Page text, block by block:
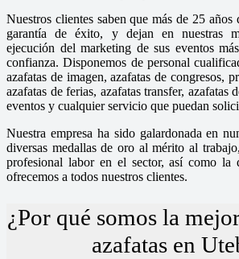
Nuestros clientes saben que más de 25 años
garantía de éxito, y dejan en nuestras
ejecución del marketing de sus eventos
confianza. Disponemos de personal
azafatas de imagen, azafatas de congresos,
azafatas de ferias, azafatas transfer, azafatas
eventos y cualquier servicio que puedan
Nuestra empresa ha sido galardonada en
diversas medallas de oro al mérito al
profesional labor en el sector, así como la
ofrecemos a todos nuestros clientes.
¿Por qué somos la
azafatas en